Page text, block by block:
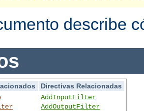
describe
Directivas Relacionadas
AddInputFilter
AddOutputFilter